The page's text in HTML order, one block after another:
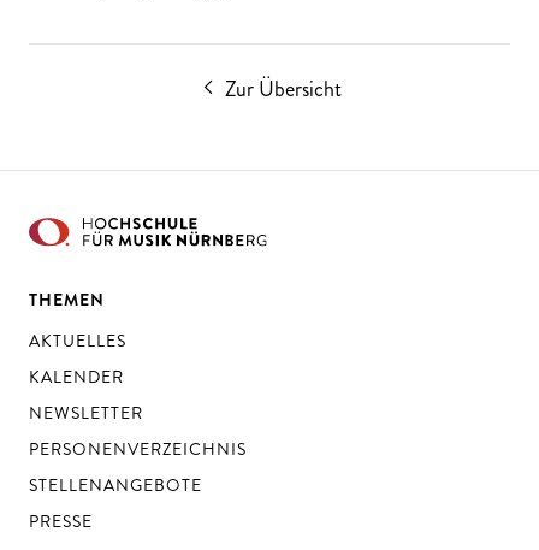
Zur Übersicht
THEMEN
AKTUELLES
KALENDER
NEWSLETTER
PERSONENVERZEICHNIS
STELLENANGEBOTE
PRESSE